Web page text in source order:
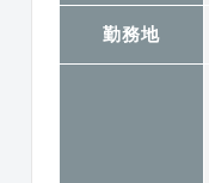
勤務地